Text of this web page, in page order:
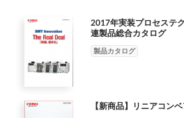
2017年実装プロセステ
連製品総合カタログ
製品カタログ
【新商品】リニアコン